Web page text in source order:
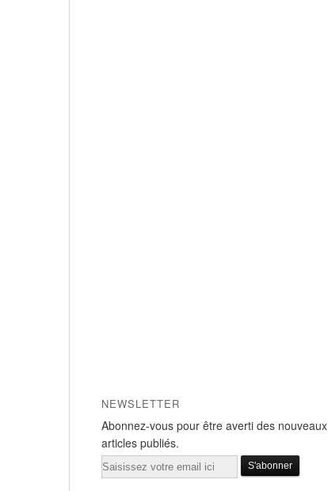
NEWSLETTER
Abonnez-vous pour être averti des nouveaux
articles publiés.
Email